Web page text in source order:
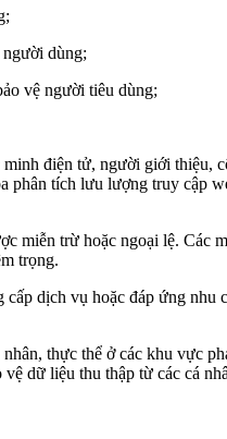
dùng;
vệ người tiêu dùng;
điện tử, người giới thiệu,
phân tích lưu lượng truy cập
trừ hoặc ngoại lệ. Các
trọng.
dịch vụ hoặc đáp ứng
thực thể ở các khu vực
dữ liệu thu thập từ các cá